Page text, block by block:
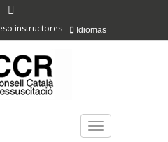
Idiomas
instructores
TOGGLE